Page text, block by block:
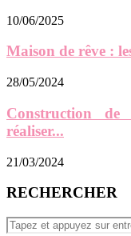
10/06/2025
Maison de rêve :
28/05/2024
Construction
réaliser...
21/03/2024
RECHERCHER